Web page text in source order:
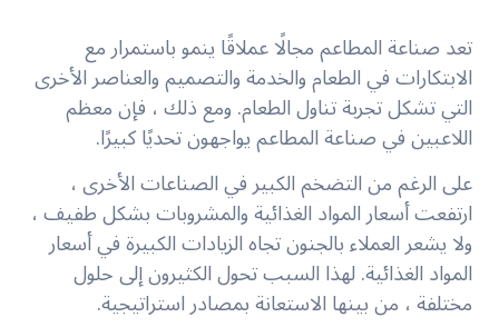
تعد صناعة المطاعم مجالًا عملاقًا ينمو باستمرار مع
الابتكارات في الطعام والخدمة والتصميم والعناصر الأخرى
التي تشكل تجربة تناول الطعام. ومع ذلك ، فإن معظم
اللاعبين في صناعة المطاعم يواجهون تحديًا كبيرًا.
على الرغم من التضخم الكبير في الصناعات الأخرى ،
ارتفعت أسعار المواد الغذائية والمشروبات بشكل طفيف ،
ولا يشعر العملاء بالجنون تجاه الزيادات الكبيرة في أسعار
المواد الغذائية. لهذا السبب تحول الكثيرون إلى حلول
مختلفة ، من بينها الاستعانة بمصادر استراتيجية.